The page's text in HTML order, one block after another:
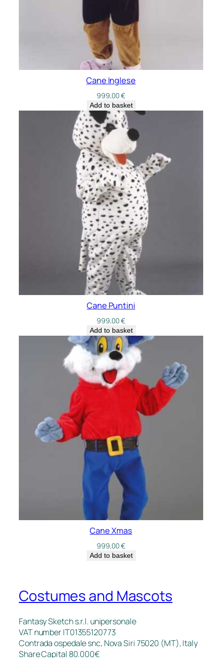
Cane Inglese
999,00€
Add to basket
Cane Puntini
999,00€
Add to basket
Cane Xmas
999,00€
Add to basket
Costumes and Mascots
Fantasy Sketch s.r.l. unipersonale
VAT number IT01355120773
Contrada ospedale snc, Nova Siri 75020 (MT), Italy
Share Capital 80.000€